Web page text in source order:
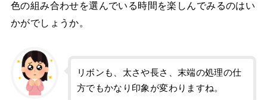
色の組み合わせを選んでいる時間を楽しんでみるのはい
かがでしょうか。
リボンも、太さや長さ、末端の処理の仕
方でもかなり印象が変わりますね。